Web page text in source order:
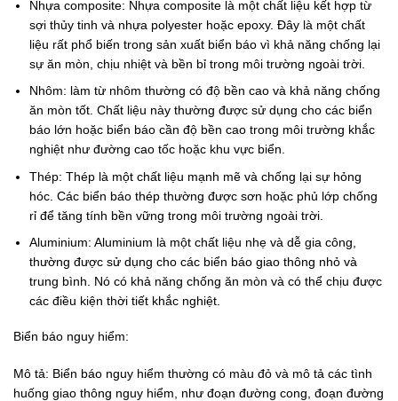
Nhựa composite: Nhựa composite là một chất liệu kết hợp từ
sợi thủy tinh và nhựa polyester hoặc epoxy. Đây là một chất
liệu rất phổ biến trong sản xuất biển báo vì khả năng chống lại
sự ăn mòn, chịu nhiệt và bền bỉ trong môi trường ngoài trời.
Nhôm: làm từ nhôm thường có độ bền cao và khả năng chống
ăn mòn tốt. Chất liệu này thường được sử dụng cho các biển
báo lớn hoặc biển báo cần độ bền cao trong môi trường khắc
nghiệt như đường cao tốc hoặc khu vực biển.
Thép: Thép là một chất liệu mạnh mẽ và chống lại sự hỏng
hóc. Các biển báo thép thường được sơn hoặc phủ lớp chống
rỉ để tăng tính bền vững trong môi trường ngoài trời.
Aluminium: Aluminium là một chất liệu nhẹ và dễ gia công,
thường được sử dụng cho các biển báo giao thông nhỏ và
trung bình. Nó có khả năng chống ăn mòn và có thể chịu được
các điều kiện thời tiết khắc nghiệt.
Biển báo nguy hiểm:
Mô tả: Biển báo nguy hiểm thường có màu đỏ và mô tả các tình
huống giao thông nguy hiểm, như đoạn đường cong, đoạn đường